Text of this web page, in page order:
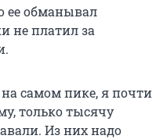
ее обманывал
не платил за
самом пике, я почти
только тысячу
Из них надо